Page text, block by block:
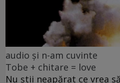
audio și n-am cuvinte
Tobe + chitare = love
Nu știi neapărat ce vrea